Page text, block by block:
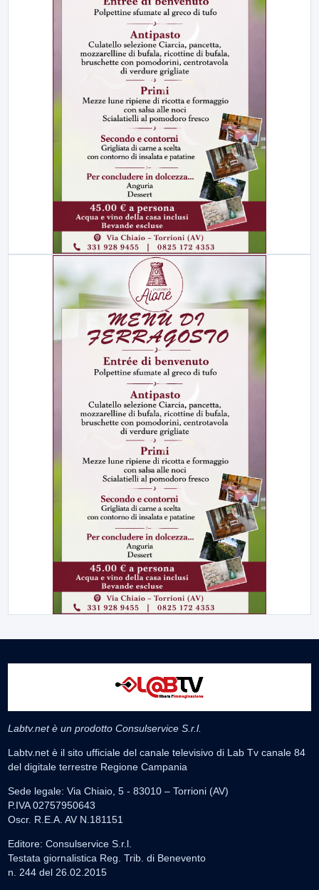
Labtv.net è un prodotto Consulservice S.r.l.
Labtv.net è il sito ufficiale del canale televisivo di Lab Tv canale 84
del digitale terrestre Regione Campania
Sede legale: Via Chiaio, 5 - 83010 – Torrioni (AV)
P.IVA 02757950643
Oscr. R.E.A. AV N.181151
Editore: Consulservice S.r.l.
Testata giornalistica Reg. Trib. di Benevento
n. 244 del 26.02.2015